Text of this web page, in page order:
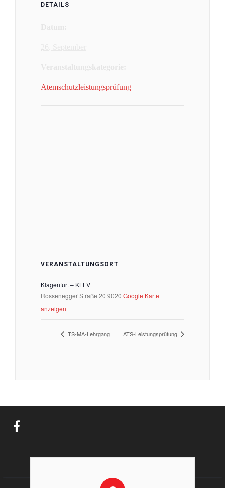
DETAILS
Atemschutzleistungsprüfung
VERANSTALTUNGSORT
Klagenfurt – KLFV
Rossenegger Straße 20 9020 Google Karte
anzeigen
TS-MA-Lehrgang ATS-Leistungsprüfung